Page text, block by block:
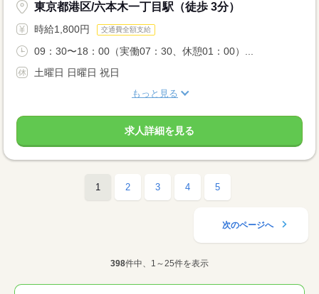
東京都港区/六本木一丁目駅（徒歩 3分）
時給1,800円 交通費全額支給
09：30〜18：00（実働07：30、休憩01：00）...
土曜日 日曜日 祝日
もっと見る
求人詳細を見る
1 2 3 4 5
次のページへ
398件中、1～25件を表示